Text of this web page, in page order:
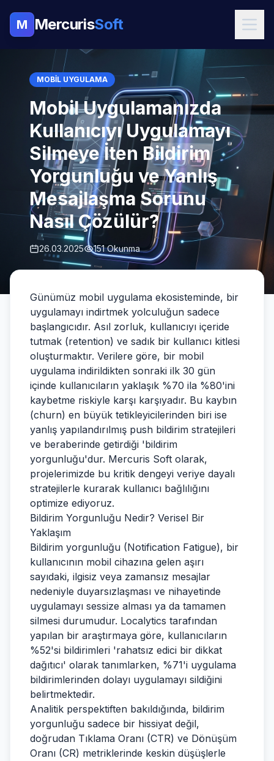
M MercurisSoft
MOBIL UYGULAMA
Mobil Uygulamanızda
Kullanıcıyı Uygulamayı
Silmeye İten Bildirim
Yorgunluğu ve Yanlış
Mesajlaşma Sorunu
Nasıl Çözülür?
26.03.2025 151 Okunma
Günümüz mobil uygulama ekosisteminde, bir
uygulamayı indirtmek yolculuğun sadece
başlangıcıdır. Asıl zorluk, kullanıcıyı içeride
tutmak (retention) ve sadık bir kullanıcı kitlesi
oluşturmaktır. Verilere göre, bir mobil
uygulama indirildikten sonraki ilk 30 gün
içinde kullanıcıların yaklaşık %70 ila %80'ini
kaybetme riskiyle karşı karşıyadır. Bu kaybın
(churn) en büyük tetikleyicilerinden biri ise
yanlış yapılandırılmış push bildirim stratejileri
ve beraberinde getirdiği 'bildirim
yorgunluğu'dur. Mercuris Soft olarak,
projelerimizde bu kritik dengeyi veriye dayalı
stratejilerle kurarak kullanıcı bağlılığını
optimize ediyoruz.
Bildirim Yorgunluğu Nedir? Verisel Bir
Yaklaşım
Bildirim yorgunluğu (Notification Fatigue), bir
kullanıcının mobil cihazına gelen aşırı
sayıdaki, ilgisiz veya zamansız mesajlar
nedeniyle duyarsızlaşması ve nihayetinde
uygulamayı sessize alması ya da tamamen
silmesi durumudur. Localytics tarafından
yapılan bir araştırmaya göre, kullanıcıların
%52'si bildirimleri 'rahatsız edici bir dikkat
dağıtıcı' olarak tanımlarken, %71'i uygulama
bildirimlerinden dolayı uygulamayı sildiğini
belirtmektedir.
Analitik perspektiften bakıldığında, bildirim
yorgunluğu sadece bir hissiyat değil,
doğrudan Tıklama Oranı (CTR) ve Dönüşüm
Oranı (CR) metriklerinde keskin düşüşlerle